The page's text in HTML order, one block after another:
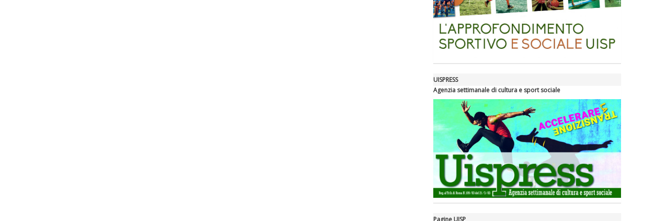
UISPRESS
Agenzia settimanale di cultura e sport sociale
Pagine UISP